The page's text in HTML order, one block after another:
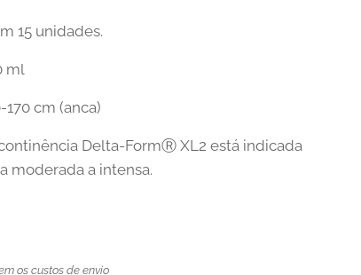
15 unidades.
ml
170 cm (anca)
Delta-FormⓇ XL2 está indicada
moderada a intensa.
os custos de envio